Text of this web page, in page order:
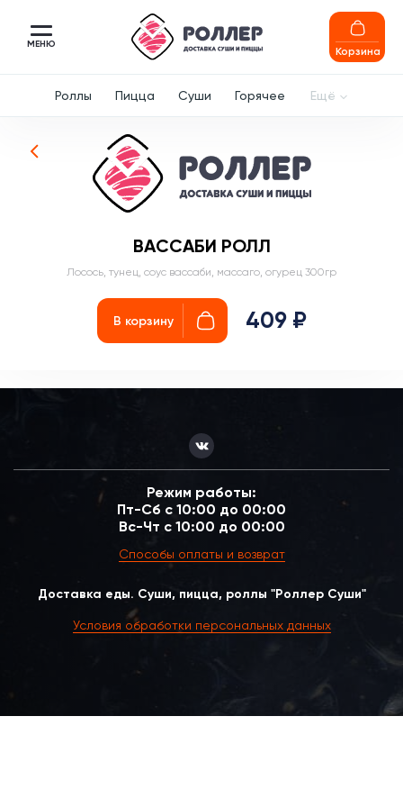
МЕНЮ
Корзина
Роллы Пицца Суши Горячее Ещё
ВАССАБИ РОЛЛ
Лосось, тунец, соус вассаби, массаго, огурец 300гр
В корзину 409 ₽
Доставка еды. Суши, пицца, роллы "Роллер Суши"
Условия обработки персональных данных
Режим работы:
Пт-Сб с 10:00 до 00:00
Вс-Чт с 10:00 до 00:00
Способы оплаты и возврат